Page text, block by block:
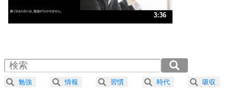
ストレス対策
人生、なんとかなるもの。
気楽に生きる30の方法
4 器の大きい人は、怒りを優しさで表現する。
プラス思考
3:36
2.0倍速 （424KB 1分48秒）
2.5倍速 （340KB 1分26秒）
3.0倍速 （283KB 1分12秒）
勉強 情報 習慣 時代 吸収